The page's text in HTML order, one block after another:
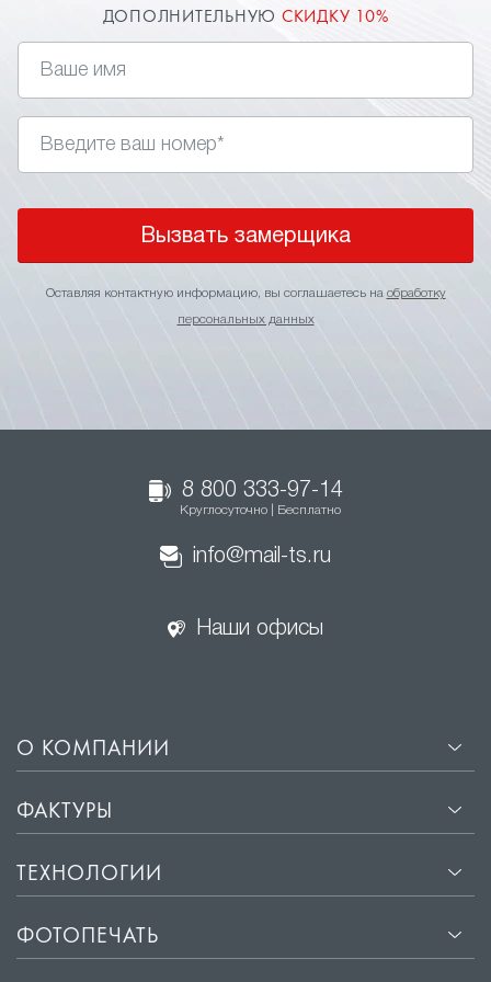
И ПОЛУЧИТЕ ДОПОЛНИТЕЛЬНУЮ
СКИДКУ 10%
Вызвать замерщика
Оставляя контактную информацию, вы соглашаетесь наобработку
персональных данных
8 800 333-97-14
Круглосуточно | Бесплатно
info@mail-ts.ru
Наши офисы
О КОМПАНИИ
ФАКТУРЫ
ТЕХНОЛОГИИ
ФОТОПЕЧАТЬ